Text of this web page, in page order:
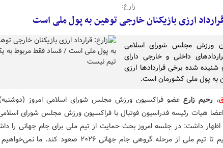
زارع:
ارزی بازیکنان خارجی توهین به پول ملی است
ورزش مجلس شورای اسلامی
داخلی و خارجی دارای
شده برخی قراردادها ارزی
به پول ملی کشورمان است.
، رحیم زارع عضو فراکسیون ورزش مجلس شورای اسلامی امروز
هیات رئیسه فدراسیون فوتبال با فراکسیون ورزش مجلس شورای
اظهار داشت: در جلسه امروز بحث حمایت از تیم ملی برای جام جهانی را
که چه کاری کنیم تا تیم ملی از مرحله گروهی جام جهانی ۲۰۲۶ صعود کند. ما